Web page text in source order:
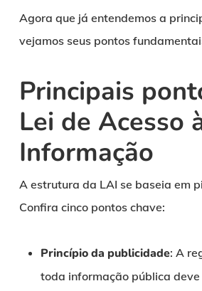
Agora que já entendemos a
vejamos seus pontos
Principais
Lei de Acesso
Informação
A estrutura da LAI se baseia em
Confira cinco pontos chave:
Princípio da publicidade: A
toda informação pública deve